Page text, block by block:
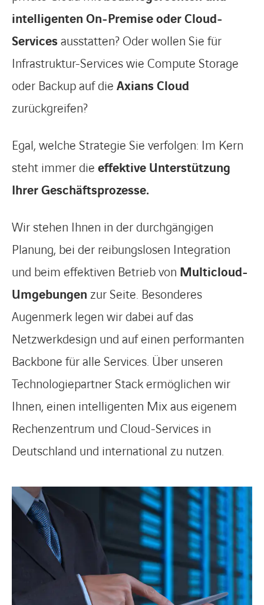
intelligenten On-Premise oder Cloud-
Services ausstatten? Oder wollen Sie für
Infrastruktur-Services wie Compute Storage
oder Backup auf die Axians Cloud
zurückgreifen?
Egal, welche Strategie Sie verfolgen: Im Kern
steht immer die effektive Unterstützung
Ihrer Geschäftsprozesse.
Wir stehen Ihnen in der durchgängigen
Planung, bei der reibungslosen Integration
und beim effektiven Betrieb von Multicloud-
Umgebungen zur Seite. Besonderes
Augenmerk legen wir dabei auf das
Netzwerkdesign und auf einen performanten
Backbone für alle Services. Über unseren
Technologiepartner Stack ermöglichen wir
Ihnen, einen intelligenten Mix aus eigenem
Rechenzentrum und Cloud-Services in
Deutschland und international zu nutzen.